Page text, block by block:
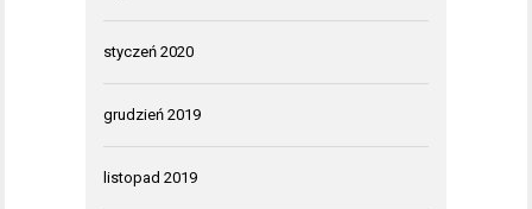
styczeń 2020
grudzień 2019
listopad 2019